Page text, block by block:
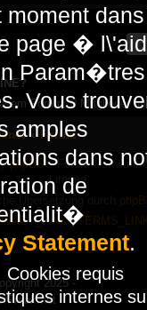
Forum: 0 Mitglieder
Forum
phpBB® Forum Software
Limited
|
2025 -
page �
Vous
amples
dans
de
Statement.
Cookies requis
internes